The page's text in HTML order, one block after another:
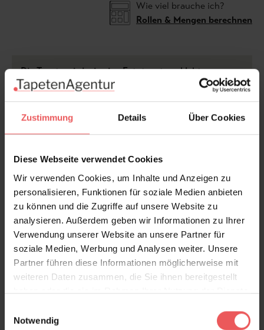
Zustimmung Details Über Cookies
Diese Webseite verwendet Cookies
Wir verwenden Cookies, um Inhalte und Anzeigen zu
personalisieren, Funktionen für soziale Medien anbieten
zu können und die Zugriffe auf unsere Website zu
analysieren. Außerdem geben wir Informationen zu Ihrer
Verwendung unserer Website an unsere Partner für
soziale Medien, Werbung und Analysen weiter. Unsere
Partner führen diese Informationen möglicherweise mit
weiteren Daten zusammen, die Sie ihnen bereitgestellt
haben oder die sie im Rahmen Ihrer Nutzung der Dienste
Notwendig
Wie viel brauche ich?
Rollen & Mengen berechnen
Die Tapete wird wie eine Fototapete geklebt.
Aus 1 Rolle erhalten Sie 3 Bahnen für eine Fläche von
205.5 x 300 cm Breite x Höhe. Das Motiv ist nach
Sie sich gerne mit uns in Verbindung.
Produktdetails